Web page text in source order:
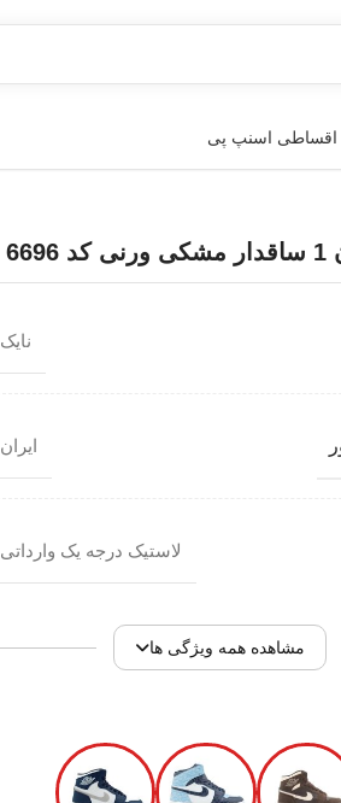
اقساطی اسنپ پی
نایک
ایران
لاستیک درجه یک وارداتی
مشاهده همه ویژگی ها